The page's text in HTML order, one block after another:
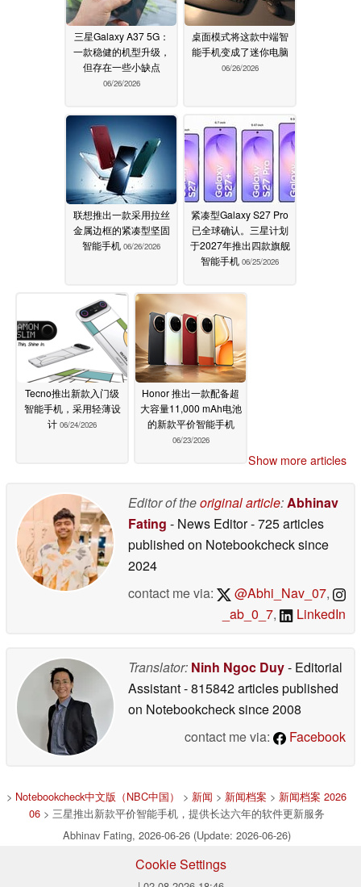
三星Galaxy A37 5G：
一款稳健的机型升级，
但存在一些小缺点
06/26/2026
桌面模式将这款中端智
能手机变成了迷你电脑
06/26/2026
联想推出一款采用拉丝
金属边框的紧凑型坚固
智能手机 06/26/2026
紧凑型Galaxy S27 Pro
已全球确认。三星计划
于2027年推出四款旗舰
智能手机 06/25/2026
Tecno推出新款入门级
智能手机，采用轻薄设
计 06/24/2026
Honor 推出一款配备超
大容量11,000 mAh电池
的新款平价智能手机
06/23/2026
Show more articles
Editor of theoriginal article:Abhinav
Fating - News Editor- 725 articles
published on Notebookchecksince
2024
contact me via:
@Abhi_Nav_07,
_ab_0_7, LinkedIn
Translator: Ninh Ngoc Duy- Editorial
Assistant- 815842 articles published
on Notebookchecksince 2008
contact me via:
Facebook
> Notebookcheck中文版（NBC中国） > 新闻 > 新闻档案 > 新闻档案 2026
06> 三星推出新款平价智能手机，提供长达六年的软件更新服务
Abhinav Fating, 2026-06-26 (Update: 2026-06-26)
Cookie Settings